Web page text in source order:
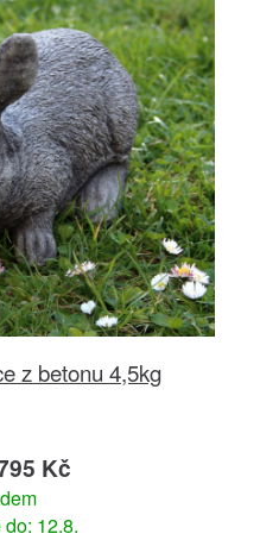
z betonu 4,5kg
Kč
12.8.